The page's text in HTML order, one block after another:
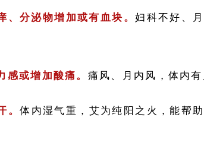
、分泌物增加或有血块。妇科不好、
感或增加酸痛。 痛风、月内风，体内
。体内湿气重，艾为纯阳之火，能帮